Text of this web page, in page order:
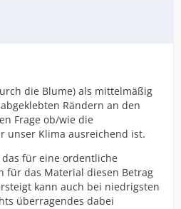
die Blume) als mittelmäßig
Rändern an den
Frage ob/wie die
unser Klima ausreichend ist.
für eine ordentliche
für das Material diesen Betrag
kann auch bei niedrigsten
überragendes dabei